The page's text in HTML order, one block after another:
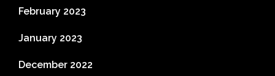
February 2023
January 2023
December 2022